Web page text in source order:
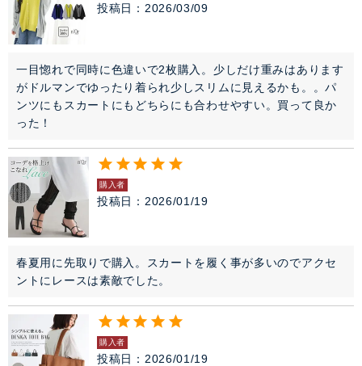
投稿日 2026/03/09
一目惚れで同時に色違いで2枚購入。少しだけ重みはあります
がドルマンでゆったり着られ少しスリムに見えるかも。。パ
ンツにもスカートにもどちらにも合わせやすい。買って良か
った！
購入者
投稿日 2026/01/19
春夏用に先取りで購入。スカートを履く事が多いのでアクセ
ントにレースは素敵でした。
購入者
投稿日 2026/01/19